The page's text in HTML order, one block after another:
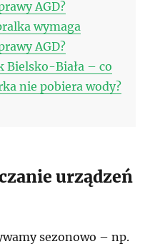
AGD?
wymaga
AGD?
Bielsko-Biała – co
nie pobiera wody?
urządzeń
sezonowo – np.